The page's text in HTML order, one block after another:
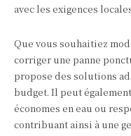
avec les exigences
Que vous souhaitiez
corriger une panne
propose des solutions
budget. Il peut
économes en eau ou
contribuant ainsi à une